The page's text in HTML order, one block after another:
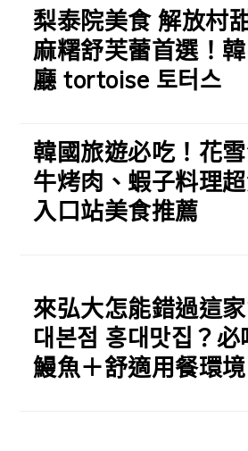
梨泰院美食 解放村
麻糬舒芙蕾首選！
廳 tortoise 토터스
韓國旅遊必吃！花
牛烤肉、蝦子料理
入口站美食推薦
來弘大怎能錯過這
대본점 홍대맛집？
鰻魚＋舒適用餐環